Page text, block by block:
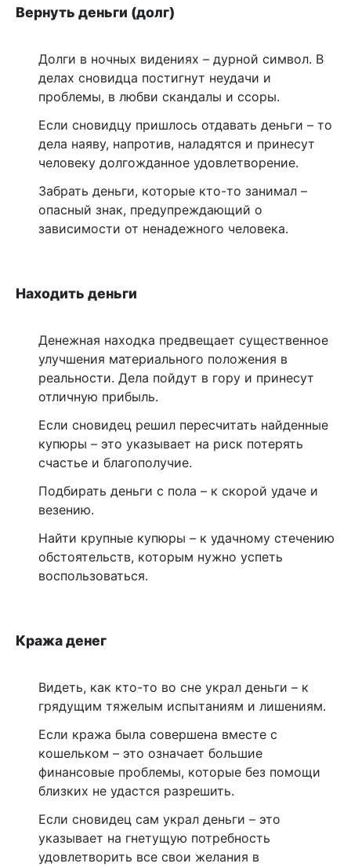
Вернуть деньги (долг)
Долги в ночных видениях – дурной символ. В
делах сновидца постигнут неудачи и
проблемы, в любви скандалы и ссоры.
Если сновидцу пришлось отдавать деньги – то
дела наяву, напротив, наладятся и принесут
человеку долгожданное удовлетворение.
Забрать деньги, которые кто-то занимал –
опасный знак, предупреждающий о
зависимости от ненадежного человека.
Находить деньги
Денежная находка предвещает существенное
улучшения материального положения в
реальности. Дела пойдут в гору и принесут
отличную прибыль.
Если сновидец решил пересчитать найденные
купюры – это указывает на риск потерять
счастье и благополучие.
Подбирать деньги с пола – к скорой удаче и
везению.
Найти крупные купюры – к удачному стечению
обстоятельств, которым нужно успеть
воспользоваться.
Кража денег
Видеть, как кто-то во сне украл деньги – к
грядущим тяжелым испытаниям и лишениям.
Если кража была совершена вместе с
кошельком – это означает большие
финансовые проблемы, которые без помощи
близких не удастся разрешить.
Если сновидец сам украл деньги – это
указывает на гнетущую потребность
удовлетворить все свои желания в